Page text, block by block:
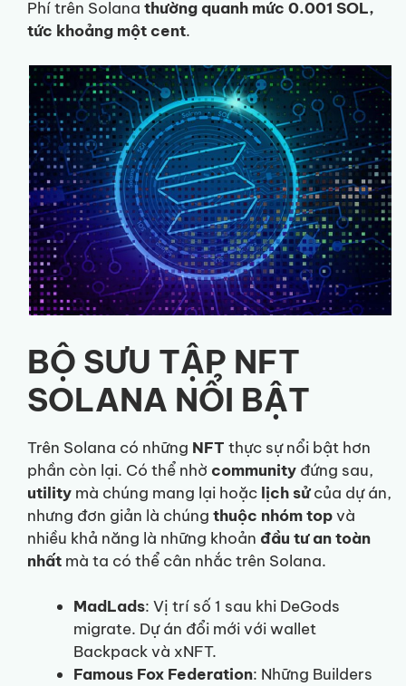
Phí trên Solana thường quanh mức 0.001 SOL,
tức khoảng một cent.
BỘ SƯU TẬP NFT
SOLANA NỔI BẬT
Trên Solana có những NFT thực sự nổi bật hơn
phần còn lại. Có thể nhờ community đứng sau,
utility mà chúng mang lại hoặc lịch sửcủa dự án,
nhưng đơn giản là chúng thuộc nhóm topvà
nhiều khả năng là những khoản đầu tư an toàn
nhất mà ta có thể cân nhắc trên Solana.
MadLads: Vị trí số 1 sau khi DeGods
migrate. Dự án đổi mới với wallet
Backpack và xNFT.
Famous Fox Federation: Những Builders